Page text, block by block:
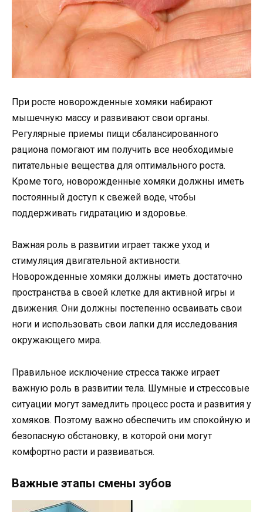
При росте новорожденные хомяки набирают
мышечную массу и развивают свои органы.
Регулярные приемы пищи сбалансированного
рациона помогают им получить все необходимые
питательные вещества для оптимального роста.
Кроме того, новорожденные хомяки должны иметь
постоянный доступ к свежей воде, чтобы
поддерживать гидратацию и здоровье.
Важная роль в развитии играет также уход и
стимуляция двигательной активности.
Новорожденные хомяки должны иметь достаточно
пространства в своей клетке для активной игры и
движения. Они должны постепенно осваивать свои
ноги и использовать свои лапки для исследования
окружающего мира.
Правильное исключение стресса также играет
важную роль в развитии тела. Шумные и стрессовые
ситуации могут замедлить процесс роста и развития у
хомяков. Поэтому важно обеспечить им спокойную и
безопасную обстановку, в которой они могут
комфортно расти и развиваться.
Важные этапы смены зубов